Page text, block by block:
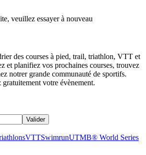
veuillez essayer à nouveau
des courses à pied, trail, triathlon, VTT et
et planifiez vos prochaines courses, trouvez
notrer grande communauté de sportifs.
votre évènement.
Valider
VTTSwimrunUTMB® World Series